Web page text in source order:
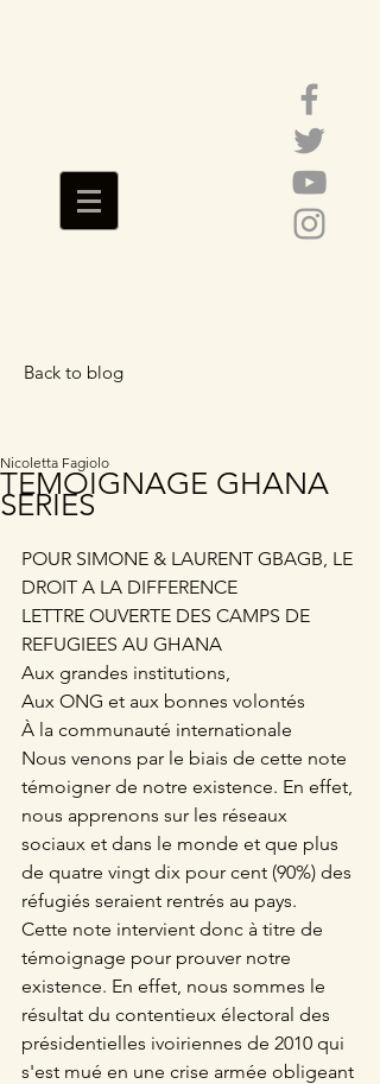
Back to blog
TEMOIGNAGE GHANA
SERIES
Nicoletta Fagiolo
POUR SIMONE & LAURENT GBAGB, LE
DROIT A LA DIFFERENCE
LETTRE OUVERTE DES CAMPS DE
REFUGIEES AU GHANA
Aux grandes institutions,
Aux ONG et aux bonnes volontés
À la communauté internationale
Nous venons par le biais de cette note
témoigner de notre existence. En effet,
nous apprenons sur les réseaux
sociaux et dans le monde et que plus
de quatre vingt dix pour cent (90%) des
réfugiés seraient rentrés au pays.
Cette note intervient donc à titre de
témoignage pour prouver notre
existence. En effet, nous sommes le
résultat du contentieux électoral des
présidentielles ivoiriennes de 2010 qui
s'est mué en une crise armée obligeant